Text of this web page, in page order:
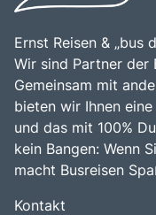
Ernst Reisen & „bus
Wir sind Partner der
Gemeinsam mit
bieten wir Ihnen
und das mit 100%
kein Bangen: Wenn
macht Busreisen
Kontakt